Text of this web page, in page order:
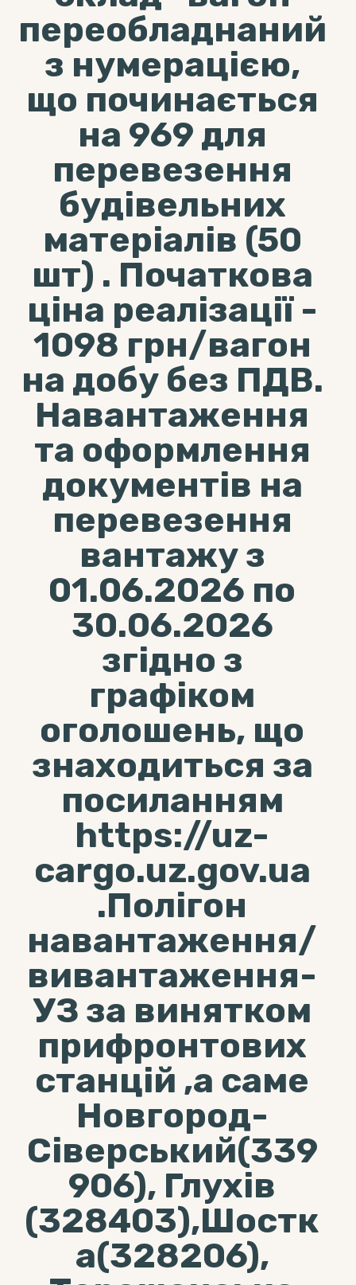
переобладнаний
з нумерацією,
що починається
на 969 для
перевезення
будівельних
матеріалів (50
шт) . Початкова
ціна реалізації -
1098 грн/вагон
на добу без ПДВ.
Навантаження
та оформлення
документів на
перевезення
вантажу з
01.06.2026 по
30.06.2026
згідно з
графіком
оголошень, що
знаходиться за
посиланням
https://uz-
cargo.uz.gov.ua
.Полігон
навантаження/
вивантаження-
УЗ за винятком
прифронтових
станцій ,а саме
Новгород-
Сіверський(339
906), Глухів
(328403),Шостк
а(328206),